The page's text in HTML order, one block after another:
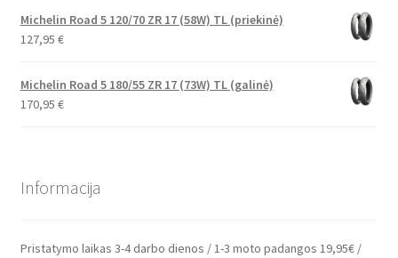
Michelin Road 5 120/70 ZR 17 (58W) TL (priekinė)
127,95 €
Michelin Road 5 180/55 ZR 17 (73W) TL (galinė)
170,95 €
Informacija
Pristatymo laikas 3-4 darbo dienos / 1-3 moto padangos 19,95€ /